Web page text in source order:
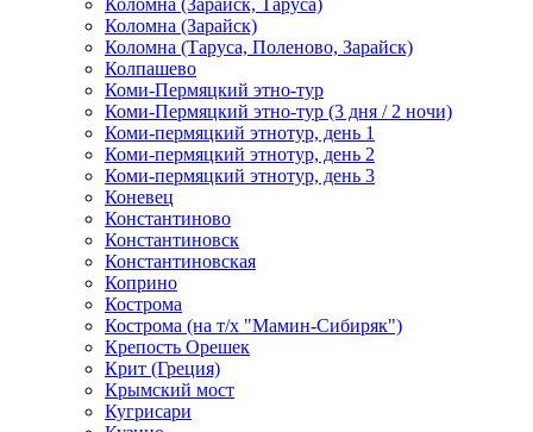
Коломна (Зарайск, Таруса)
Коломна (Зарайск)
Коломна (Таруса, Поленово, Зарайск)
Колпашево
Коми-Пермяцкий этно-тур
Коми-Пермяцкий этно-тур (3 дня / 2 ночи)
Коми-пермяцкий этнотур, день 1
Коми-пермяцкий этнотур, день 2
Коми-пермяцкий этнотур, день 3
Коневец
Константиново
Константиновск
Константиновская
Коприно
Кострома
Кострома (на т/х "Мамин-Сибиряк")
Крепость Орешек
Крит (Греция)
Крымский мост
Кугрисари